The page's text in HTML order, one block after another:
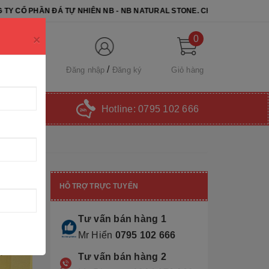
NHIÊN NB - NB NATURAL STONE. CHÚC QUÝ KHÁCH CHỌN ĐƯỢC
Đăng nhập Đăng ký
0
Giỏ hàng
Hotline: 0795 102 666
×
HỖ TRỢ TRỰC TUYẾN
Tư vấn bán hàng 1
Mr Hiển 0795 102 666
Tư vấn bán hàng 2